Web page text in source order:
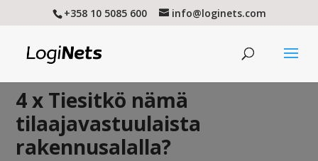
+358 10 5085 600 info@loginets.com
4 x Tiesitkö nämä
tilaajavastuulaista
rakennusalalla?